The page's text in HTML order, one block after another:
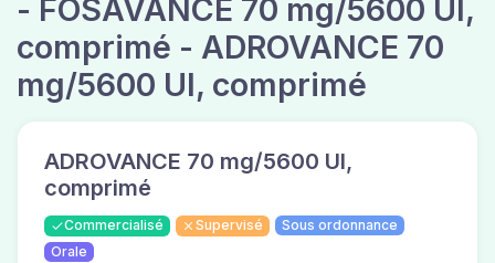
- FOSAVANCE 70 mg/5600 UI,
comprimé - ADROVANCE 70
mg/5600 UI, comprimé
ADROVANCE 70 mg/5600 UI,
comprimé
Commercialisé Supervisé
Sous ordonnance
Orale